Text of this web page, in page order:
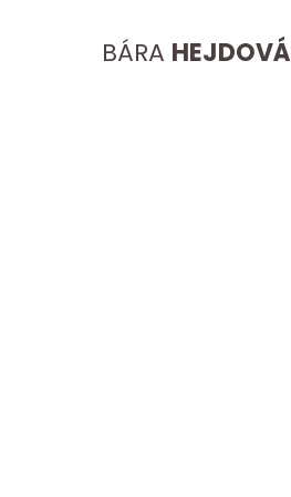
BÁRA HEJDOVÁ